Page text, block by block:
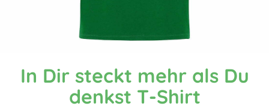
In Dir steckt mehr als Du
denkst T-Shirt